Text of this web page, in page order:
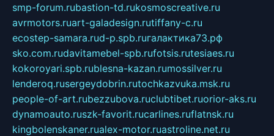
smp-forum.rubastion-td.rukosmoscreative.ru
avrmotors.ruart-galadesign.rutiffany-c.ru
ecostep-samara.rud-p.spb.ruгалактика73.рф
sko.com.rudavitamebel-spb.rufotsis.rutesiaes.ru
kokoroyari.spb.rublesna-kazan.rumossilver.ru
lenderoq.rusergeydobrin.rutochkazvuka.msk.ru
people-of-art.rubezzubova.ruclubtibet.ruorior-aks.ru
dynamoauto.ruszk-favorit.rucarlines.ruflatnsk.ru
kingbolenskaner.rualex-motor.ruastroline.net.ru